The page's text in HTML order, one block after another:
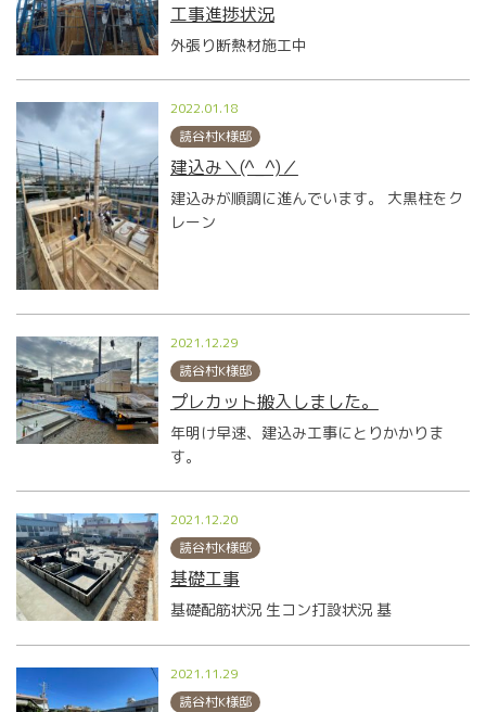
工事進捗状況
外張り断熱材施工中
2022.01.18
読谷村K様邸
建込み＼(^_^)／
建込みが順調に進んでいます。 大黒柱をク
レーン
2021.12.29
読谷村K様邸
プレカット搬入しました。
年明け早速、建込み工事にとりかかりま
す。
2021.12.20
読谷村K様邸
基礎工事
基礎配筋状況 生コン打設状況 基
2021.11.29
読谷村K様邸